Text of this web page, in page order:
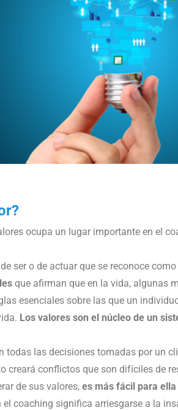
ocupa un lugar importante en el
ser o de actuar que se reconoce
que afirman que en la vida, algunas
esenciales sobre las que un
Los valores son el núcleo de un
todas las decisiones tomadas por un
creará conflictos que son difíciles de
de sus valores, es más fácil para
el coaching significa arriesgarse a la